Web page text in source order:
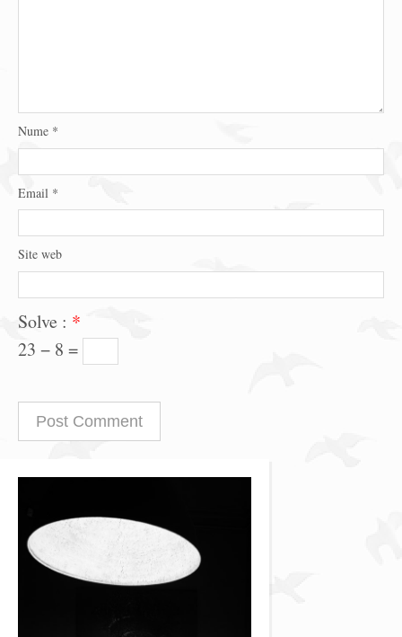
Nume *
Email *
Site web
Solve : *
23 − 8 =